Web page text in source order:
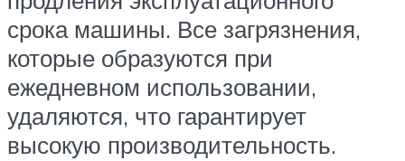
срока машины. Все загрязнения,
которые образуются при
ежедневном использовании,
удаляются, что гарантирует
высокую производительность.